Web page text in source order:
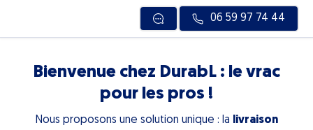
06 59 97 74 44
Bienvenue chez DurabL : le vrac
pour les pros !
Nous proposons une solution unique : la
livraison